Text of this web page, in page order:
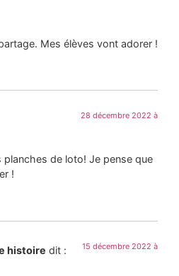
Mes élèves vont adorer !
28 décembre 2022 à
de loto! Je pense que
!
histoire dit : 15 décembre 2022 à